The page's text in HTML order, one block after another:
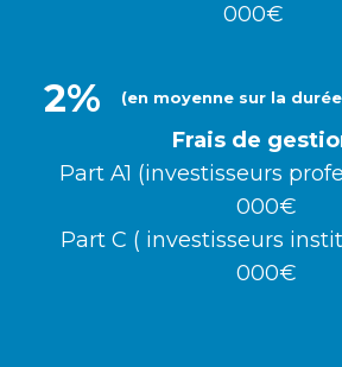
000€
2% (en moyenne sur la
Frais de
Part A1 (investisseurs
000€
Part C ( investisseurs
000€